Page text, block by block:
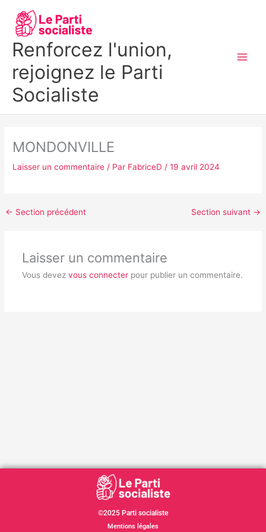
contenu
Renforcez l'union,
rejoignez le Parti
Socialiste
MONDONVILLE
Laisser un commentaire / Par FabriceD/19 avril 2024
← Section précédent Section suivant →
Laisser un commentaire
Vous devez vous connecterpour publier un commentaire.
©2025 Parti socialiste
Mentions légales